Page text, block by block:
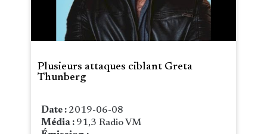
Plusieurs attaques ciblant Greta
Thunberg
Date : 2019-06-08
Média : 91,3 Radio VM